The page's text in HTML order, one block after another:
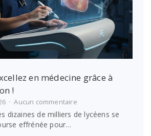
en médecine grâce à
!
Aucun commentairesur
Parcoursup
:
dizaines de milliers de lycéens se
effrénée pour…